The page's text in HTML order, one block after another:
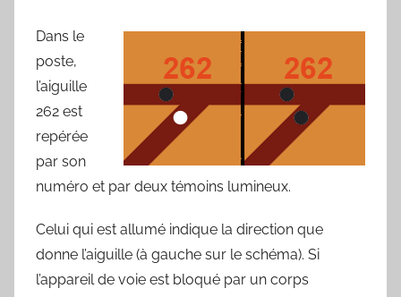
Dans le
poste,
l’aiguille
262 est
repérée
par son
numéro et par deux témoins lumineux.
Celui qui est allumé indique la direction que
donne l’aiguille (à gauche sur le schéma). Si
l’appareil de voie est bloqué par un corps